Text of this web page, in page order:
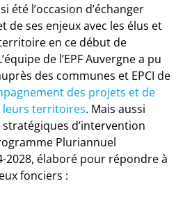
été l’occasion d’échanger
de ses enjeux avec les élus et
en ce début de
de l’EPF Auvergne a pu
des communes et EPCI de
des projets et de
leurs territoires. Mais aussi
d’intervention
Pluriannuel
2028, élaboré pour répondre à
fonciers :